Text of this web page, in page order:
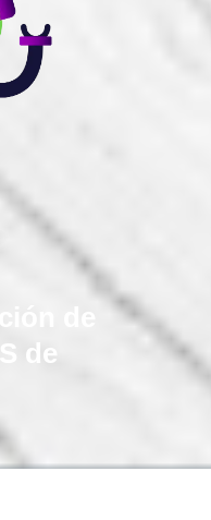
de
de